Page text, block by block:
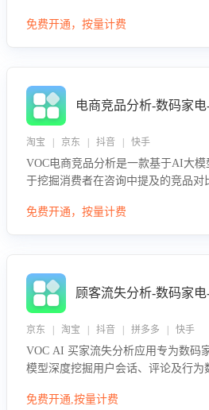
略，助力商家利用国补政策提升GMV
免费开通，按量计费
电商竞品分析-数码家
淘宝 | 京东 | 抖音 | 快手
VOC电商竞品分析是一款基于AI大
于挖掘消费者在咨询中提及的竞品对
息，进行多维度交叉对比，并分析消
免费开通，按量计费
顾客流失分析-数码家
京东 | 淘宝 | 抖音 | 拼多多 | 快手
VOC AI 买家流失分析应用专为数码
模型深度挖掘用户会话、评论及行为
迟、竞品价格冲击等。系统自动输出
免费开通,按量计费